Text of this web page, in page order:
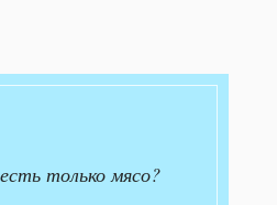
только мясо?